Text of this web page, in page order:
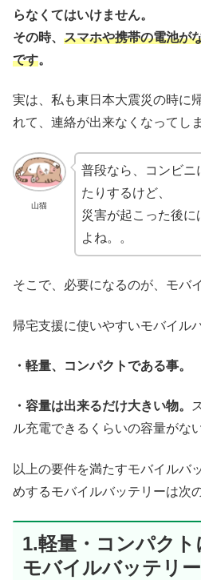
らなくてはいけません。
その時、 スマホや携帯の電池が
です。
実は、私も東日本大震災の時に
れて、連絡が出来なくなってし
山猫
普段なら、コンビニ
たりするけど、
災害が起こった後
よね。。
そこで、必要になるのが、モバ
帰宅支援に使いやすいモバイル
・軽量、コンパクトである事。
・容量は出来るだけ大きい物。
ル充電できるくらいの容量がな
以上の要件を満たすモバイルバ
めするモバイルバッテリーは次
1.軽量・コンパク
モバイルバッテリー